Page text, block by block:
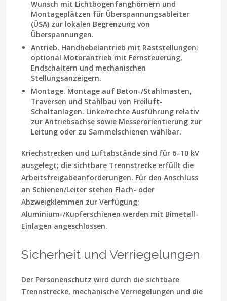
Wunsch mit Lichtbogenfanghörnern und
Montageplätzen für Überspannungsableiter
(ÜSA) zur lokalen Begrenzung von
Überspannungen.
Antrieb. Handhebelantrieb mit Raststellungen;
optional Motorantrieb mit Fernsteuerung,
Endschaltern und mechanischen
Stellungsanzeigern.
Montage. Montage auf Beton-/Stahlmasten,
Traversen und Stahlbau von Freiluft-
Schaltanlagen. Linke/rechte Ausführung relativ
zur Antriebsachse sowie Messerorientierung zur
Leitung oder zu Sammelschienen wählbar.
Kriechstrecken und Luftabstände sind für 6–10 kV
ausgelegt; die sichtbare Trennstrecke erfüllt die
Arbeitsfreigabeanforderungen. Für den Anschluss
an Schienen/Leiter stehen Flach- oder
Abzweigklemmen zur Verfügung;
Aluminium-/Kupferschienen werden mit Bimetall-
Einlagen angeschlossen.
Sicherheit und Verriegelungen
Der Personenschutz wird durch die sichtbare
Trennstrecke, mechanische Verriegelungen und die